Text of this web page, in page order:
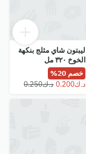
ليبتون شاي مثلج بنكهة
الخوخ ٣٢٠ مل
خصم 20%
⁦د.ك0.250⁩